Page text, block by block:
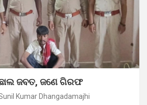
ଛାଲ ଜବତ, ଜଣେ ଗିରଫ
Kumar Dhangadamajhi